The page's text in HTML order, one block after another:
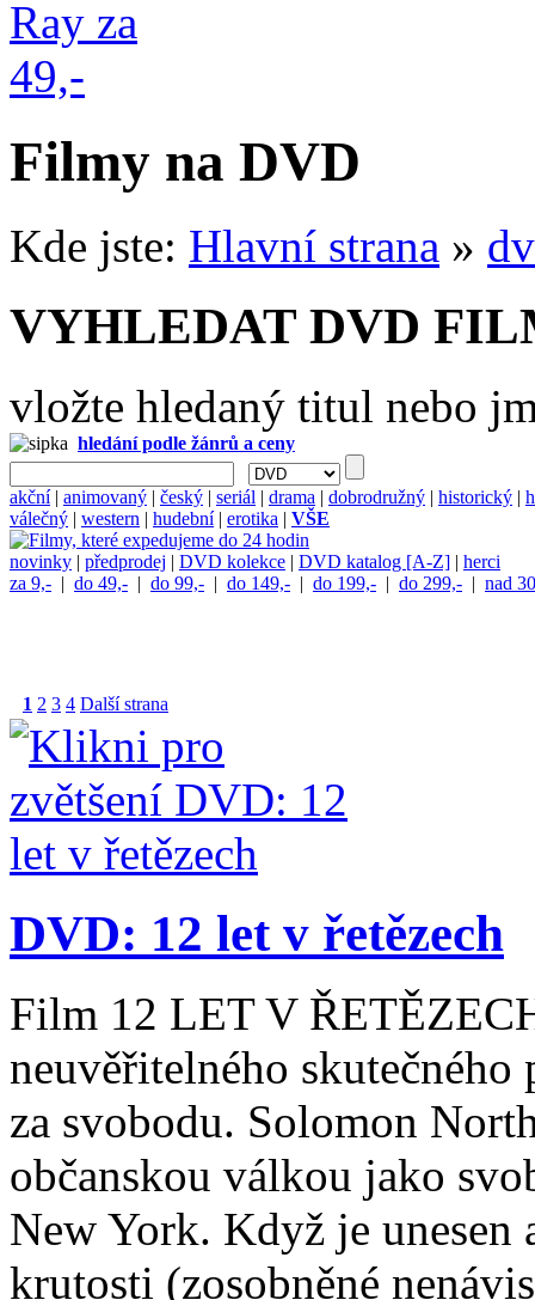
Filmy na DVD
Kde jste: Hlavní strana »
VYHLEDAT DVD
vložte hledaný titul nebo
hledání podle žánrů a ceny
akční| animovaný | český | seriál | drama | dobrodružný | historický |
válečný | western | hudební| erotika | VŠE
novinky | předprodej | DVD kolekce | DVD katalog [A-Z] | herci
za 9,- | do 49,- | do 99,- | do 149,- | do 199,- | do 299,- | nad
1 2 3 4 Další strana
DVD: 12 let v řetězech
Film 12 LET V
neuvěřitelného
za svobodu. Solomon
občanskou válkou jako
New York. Když je
krutosti (zosobněné